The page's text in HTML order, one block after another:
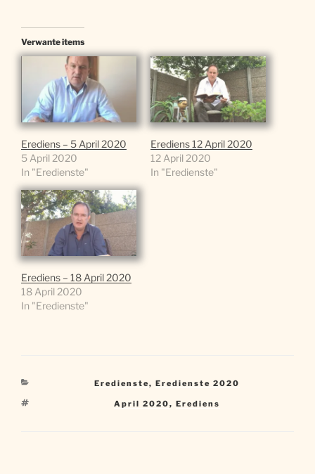
Verwante items
Erediens – 5 April 2020
5 April 2020
In "Eredienste"
Erediens 12 April 2020
12 April 2020
In "Eredienste"
Erediens – 18 April 2020
18 April 2020
In "Eredienste"
Kategorieë
Eredienste,Eredienste 2020
Sleutelwoorde
April 2020,Erediens